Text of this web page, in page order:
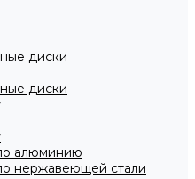
диски
диски
алюминию
нержавеющей стали